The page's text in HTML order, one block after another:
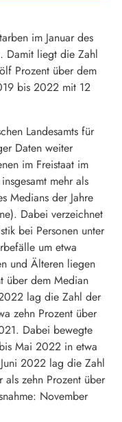
im Januar des
Damit liegt die Zahl
Prozent über dem
bis 2022 mit 12
Landesamts für
Daten weiter
im Freistaat im
mehr als
Medians der Jahre
Dabei verzeichnet
bei Personen unter
um etwa
und Älteren liegen
über dem Median
lag die Zahl der
zehn Prozent über
Dabei bewegte
Mai 2022 in etwa
2022 lag die Zahl
zehn Prozent über
November